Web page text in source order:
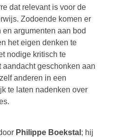
dat relevant is voor de
Zodoende komen er
argumenten aan bod
het eigen denken te
nodige kritisch te
geschonken aan
anderen in een
te laten nadenken over
Philippe Boekstal ; hij